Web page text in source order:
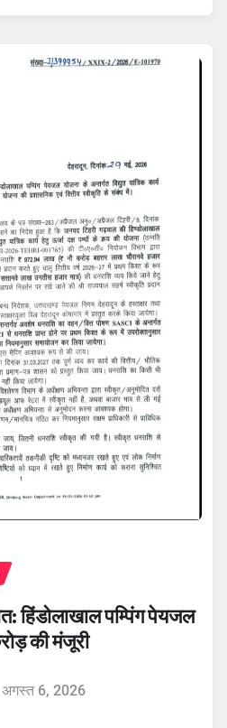
हिंडोलाखाल पम्पिंग पेयजल
की मंजूरी
अगस्त 6, 2026